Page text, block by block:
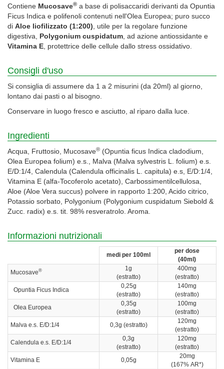
Contiene Mucosave® a base di polisaccaridi derivanti da Opuntia
Ficus Indica e polifenoli contenuti nell'Olea Europea; puro succo
di Aloe liofilizzato (1:200) , utile per la regolare funzione
digestiva, Polygonium cuspidatum , ad azione antiossidante e
Vitamina E , protettrice delle cellule dallo stress ossidativo.
Consigli d'uso
Si consiglia di assumere da 1 a 2 misurini (da 20ml) al giorno,
lontano dai pasti o al bisogno.
Conservare in luogo fresco e asciutto, al riparo dalla luce.
Ingredienti
Acqua, Fruttosio, Mucosave® (Opuntia ficus Indica cladodium,
Olea Europea folium) e.s., Malva (Malva sylvestris L. folium) e.s.
E/D:1/4, Calendula (Calendula officinalis L. capitula) e.s, E/D:1/4,
Vitamina E (alfa-Tocoferolo acetato), Carbossimentilcellulosa,
Aloe (Aloe Vera succus) polvere in rapporto 1:200, Acido citrico,
Potassio sorbato, Polygonium (Polygonium cuspidatum Siebold &
Zucc. radix) e.s. tit. 98% resveratrolo. Aroma.
Informazioni nutrizionali
medi per 100ml
per dose
(40ml)
Mucosave®
1g
(estratto)
400mg
(estratto)
Opuntia Ficus Indica
0,25g
(estratto)
140mg
(estratto)
Olea Europea
0,35g
(estratto)
100mg
(estratto)
Malva e.s. E/D:1/4
0,3g (estratto)
120mg
(estratto)
Calendula e.s. E/D:1/4
0,3g
(estratto)
120mg
(estratto)
Vitamina E
0,05g
20mg
(167% AR*)